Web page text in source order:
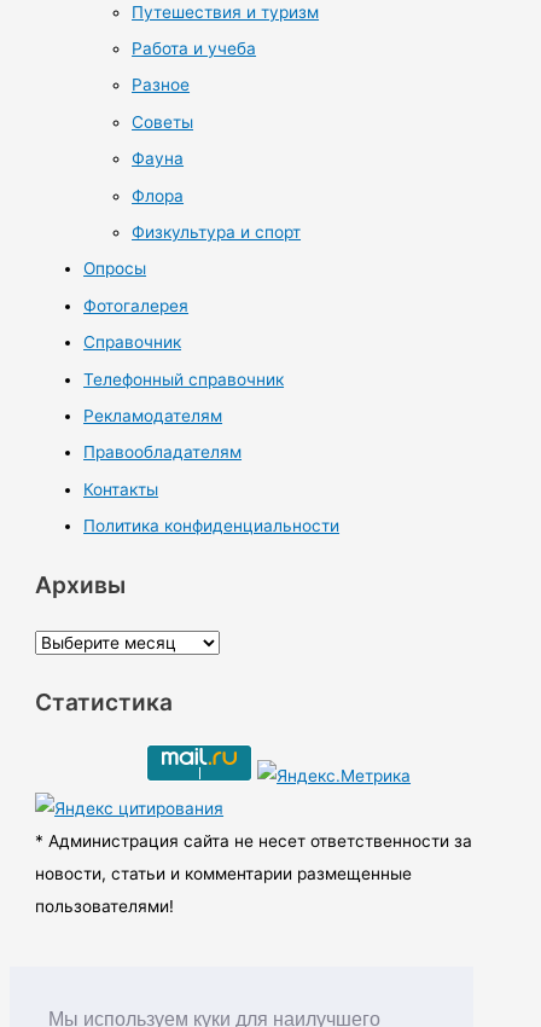
Мы используем куки для наилучшего
Путешествия и туризм
Работа и учеба
Разное
Советы
Фауна
Флора
Физкультура и спорт
Опросы
Фотогалерея
Справочник
Телефонный справочник
Рекламодателям
Правообладателям
Контакты
Политика конфиденциальности
Архивы
А
х
ы
Статистика
* Администрация сайта не несет ответственности за
новости, статьи и комментарии размещенные
пользователями!